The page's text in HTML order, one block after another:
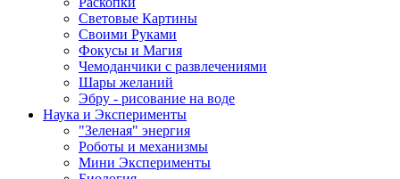
Световые Картины
Своими Руками
Фокусы и Магия
Чемоданчики с развлечениями
Шары желаний
Эбру - рисование на воде
Наука и Эксперименты
"Зеленая" энергия
Роботы и механизмы
Мини Эксперименты